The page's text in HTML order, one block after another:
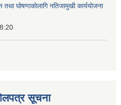
घोषणाकोलागि नतिजामुखी कार्ययोजना
सूचना